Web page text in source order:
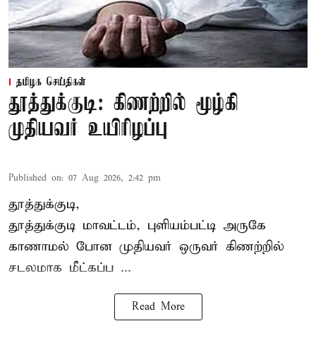
தமிழக செய்திகள்
தூத்துக்குடி: கிணற்றில் மூழ்கி
முதியவர் உயிரிழப்பு
Published on: 07 Aug 2026, 2:42 pm
தூத்துக்குடி,
தூத்துக்குடி மாவட்டம், புளியம்பட்டி அருகே
காணாமல் போன முதியவர் ஒருவர் கிணற்றில்
சடலமாக மீட்கப்ப ...
Read More